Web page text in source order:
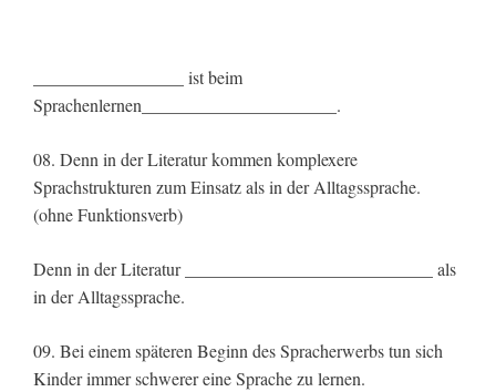
_________________ ist beim
Sprachenlernen______________________.
08. Denn in der Literatur kommen komplexere
Sprachstrukturen zum Einsatz als in der Alltagssprache.
(ohne Funktionsverb)
Denn in der Literatur ____________________________ als
in der Alltagssprache.
09. Bei einem späteren Beginn des Spracherwerbs tun sich
Kinder immer schwerer eine Sprache zu lernen.